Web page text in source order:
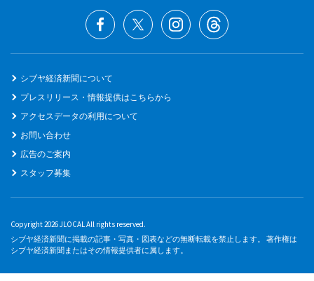
シブヤ経済新聞について
プレスリリース・情報提供はこちらから
アクセスデータの利用について
お問い合わせ
広告のご案内
スタッフ募集
Copyright 2026 JLOCAL All rights reserved.
シブヤ経済新聞に掲載の記事・写真・図表などの無断転載を禁止します。 著作権は
シブヤ経済新聞またはその情報提供者に属します。